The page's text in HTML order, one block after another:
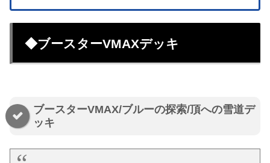
◆ブースターVMAXデッキ
ブースターVMAX/ブルーの探索/頂への雪道デ
ッキ